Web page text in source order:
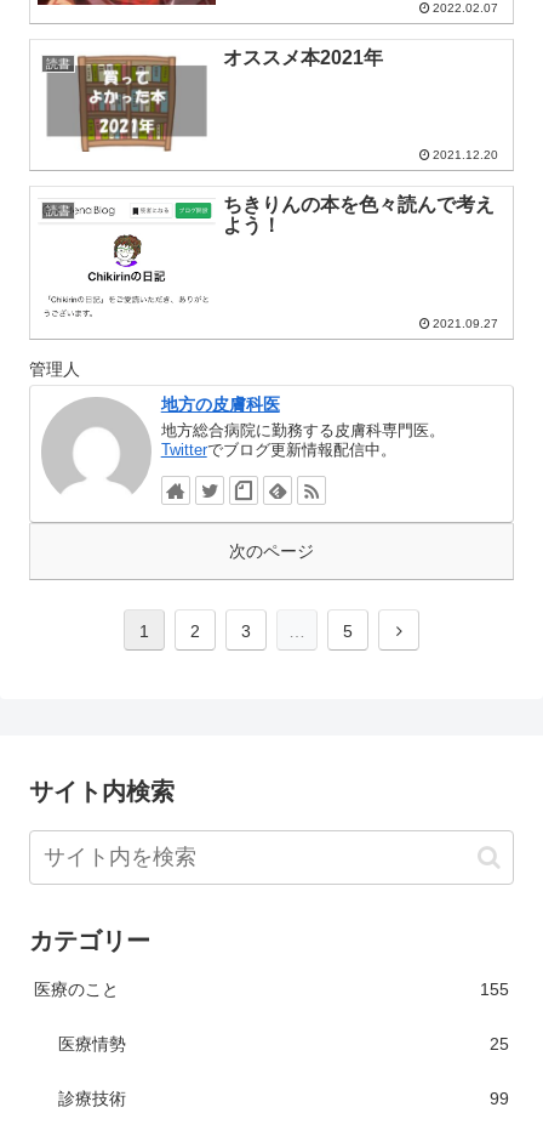
2022.02.07
読書 オススメ本2021年
2021.12.20
読書
ちきりんの本を色々読んで考え
よう！
2021.09.27
管理人
地方の皮膚科医
地方総合病院に勤務する皮膚科専門医。
Twitterでブログ更新情報配信中。
次のページ
1 2 3 … 5
サイト内検索
カテゴリー
医療のこと 155
医療情勢 25
診療技術 99